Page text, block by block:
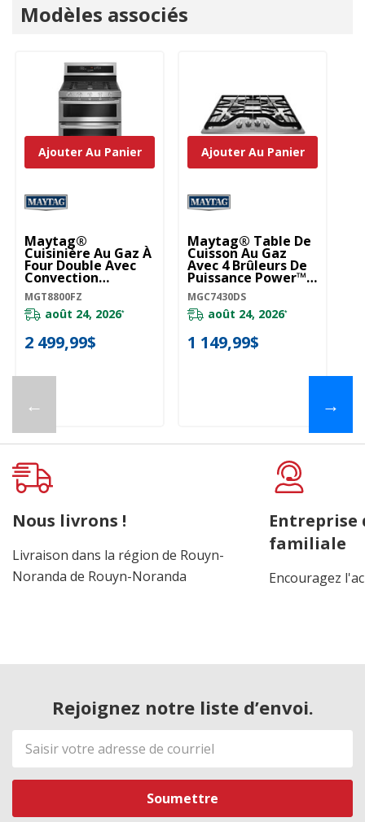
Modèles associés
←
Maytag®
Cuisinière Au Gaz À
Four Double Avec
Convection
Véritable - 30 Po - 6
Pi Cu MGT8800FZ
MGT8800FZ
août 24, 2026*
2 499,99$
Ajouter Au Panier
Maytag® Table De
Cuisson Au Gaz
Avec 4 Brûleurs De
Puissance Power™ -
30 Po MGC7430DS
MGC7430DS
août 24, 2026*
1 149,99$
Ajouter Au Panier
→
Nous livrons !
Livraison dans la région de Rouyn-
Noranda de Rouyn-Noranda
Entreprise
familiale
Encouragez
Rejoignez notre liste d’envoi.
Adresse
de
courriel